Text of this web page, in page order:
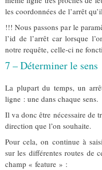
les coordonnées de l’arrêt
!!! Nous passons par le
l’id de l’arrêt car lorsque
notre requête, celle-ci ne
7 – Déterminer le sens
La plupart du temps, un
ligne : une dans chaque sens.
Il va donc être nécessaire de
direction que l’on souhaite.
Pour cela, on continue à
sur les différentes routes de
champ « feature » :